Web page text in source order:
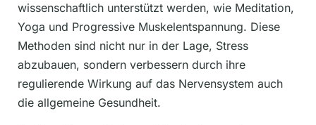
wissenschaftlich unterstützt werden, wie Meditation,
Yoga und Progressive Muskelentspannung. Diese
Methoden sind nicht nur in der Lage, Stress
abzubauen, sondern verbessern durch ihre
regulierende Wirkung auf das Nervensystem auch
die allgemeine Gesundheit.